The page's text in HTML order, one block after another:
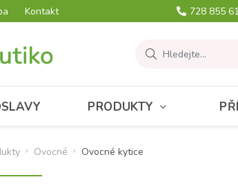
Kontakt 728 855
PRODUKTY
Ovocné Ovocné kytice